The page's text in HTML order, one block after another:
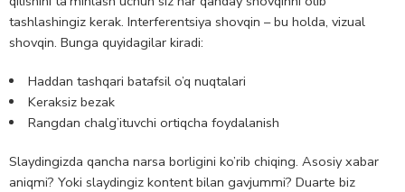
tashlashingiz kerak. Interferentsiya shovqin – bu holda, vizual
shovqin. Bunga quyidagilar kiradi:
Haddan tashqari batafsil o’q nuqtalari
Keraksiz bezak
Rangdan chalg’ituvchi ortiqcha foydalanish
Slaydingizda qancha narsa borligini ko’rib chiqing. Asosiy xabar
aniqmi? Yoki slaydingiz kontent bilan gavjummi? Duarte biz